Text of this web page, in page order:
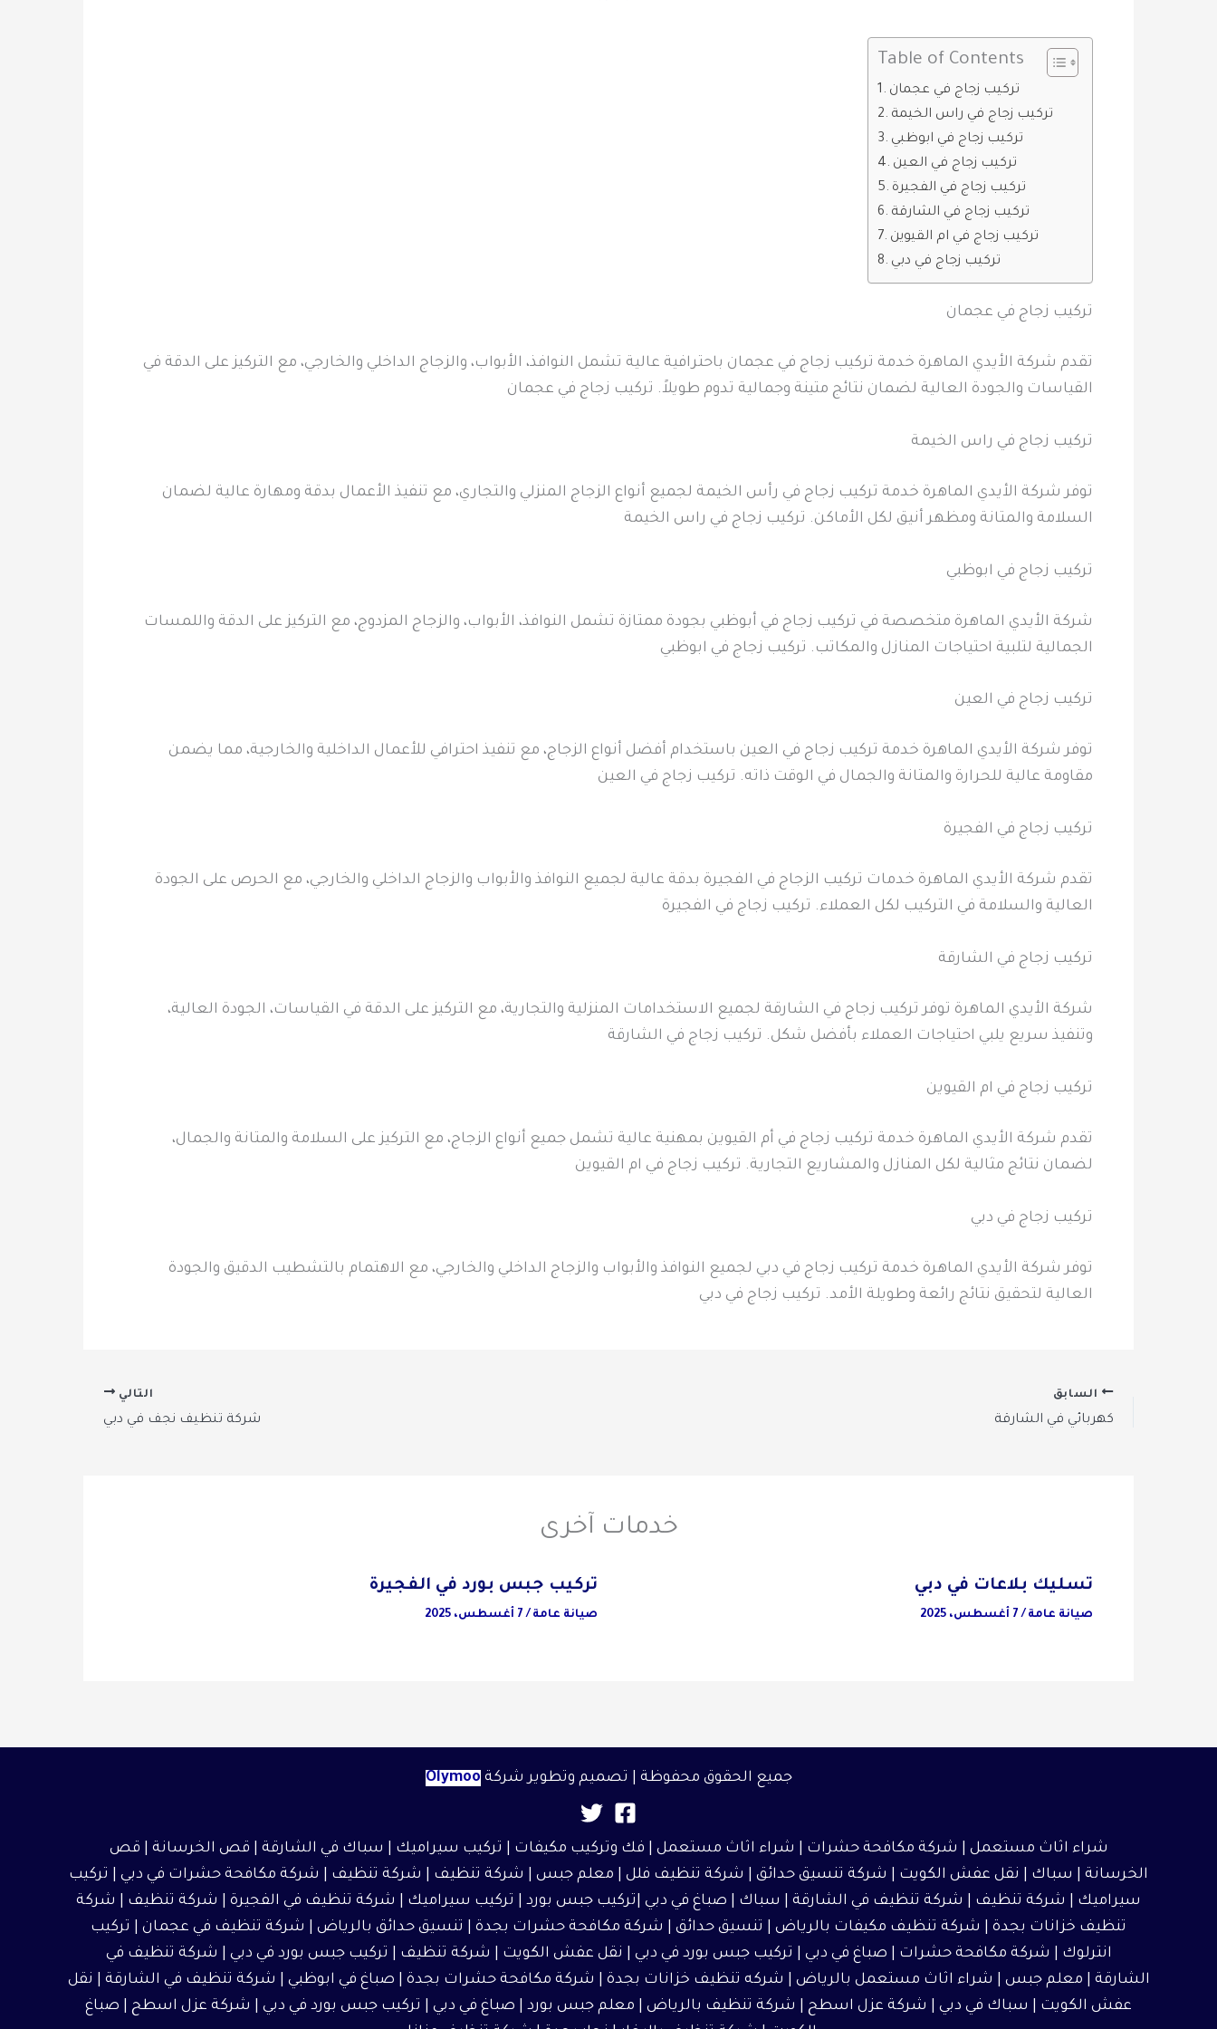
Table of Contents
تركيب زجاج في عجمان
تركيب زجاج في راس الخيمة
تركيب زجاج في ابوظبي
تركيب زجاج في العين
تركيب زجاج في الفجيرة
تركيب زجاج في الشارقة
تركيب زجاج في ام القيوين
تركيب زجاج في دبي
تركيب زجاج في عجمان
تقدم شركة الأيدي الماهرة خدمة تركيب زجاج في عجمان باحترافية عالية تشمل النوافذ، الأبواب، والزجاج الداخلي والخارجي، مع التركيز على الدقة في
القياسات والجودة العالية لضمان نتائج متينة وجمالية تدوم طويلاً. تركيب زجاج في عجمان
تركيب زجاج في راس الخيمة
توفر شركة الأيدي الماهرة خدمة تركيب زجاج في رأس الخيمة لجميع أنواع الزجاج المنزلي والتجاري، مع تنفيذ الأعمال بدقة ومهارة عالية لضمان
السلامة والمتانة ومظهر أنيق لكل الأماكن. تركيب زجاج في راس الخيمة
تركيب زجاج في ابوظبي
شركة الأيدي الماهرة متخصصة في تركيب زجاج في أبوظبي بجودة ممتازة تشمل النوافذ، الأبواب، والزجاج المزدوج، مع التركيز على الدقة واللمسات
الجمالية لتلبية احتياجات المنازل والمكاتب. تركيب زجاج في ابوظبي
تركيب زجاج في العين
توفر شركة الأيدي الماهرة خدمة تركيب زجاج في العين باستخدام أفضل أنواع الزجاج، مع تنفيذ احترافي للأعمال الداخلية والخارجية، مما يضمن
مقاومة عالية للحرارة والمتانة والجمال في الوقت ذاته. تركيب زجاج في العين
تركيب زجاج في الفجيرة
تقدم شركة الأيدي الماهرة خدمات تركيب الزجاج في الفجيرة بدقة عالية لجميع النوافذ والأبواب والزجاج الداخلي والخارجي، مع الحرص على الجودة
العالية والسلامة في التركيب لكل العملاء. تركيب زجاج في الفجيرة
تركيب زجاج في الشارقة
شركة الأيدي الماهرة توفر تركيب زجاج في الشارقة لجميع الاستخدامات المنزلية والتجارية، مع التركيز على الدقة في القياسات، الجودة العالية،
وتنفيذ سريع يلبي احتياجات العملاء بأفضل شكل. تركيب زجاج في الشارقة
تركيب زجاج في ام القيوين
تقدم شركة الأيدي الماهرة خدمة تركيب زجاج في أم القيوين بمهنية عالية تشمل جميع أنواع الزجاج، مع التركيز على السلامة والمتانة والجمال،
لضمان نتائج مثالية لكل المنازل والمشاريع التجارية. تركيب زجاج في ام القيوين
تركيب زجاج في دبي
توفر شركة الأيدي الماهرة خدمة تركيب زجاج في دبي لجميع النوافذ والأبواب والزجاج الداخلي والخارجي، مع الاهتمام بالتشطيب الدقيق والجودة
العالية لتحقيق نتائج رائعة وطويلة الأمد. تركيب زجاج في دبي
السابق
كهربائي في الشارقة
التالي
شركة تنظيف نجف في دبي
خدمات آخرى
تسليك بلاعات في دبي
صيانة عامة / 7 أغسطس، 2025
تركيب جبس بورد في الفجيرة
صيانة عامة / 7 أغسطس، 2025
جميع الحقوق محفوظة | تصميم وتطوير شركة Olymoo
شراء اثاث مستعمل شركة مكافحة حشرات شراء اثاث مستعمل | فك وتركيب مكيفات | تركيب سيراميك | سباك في الشارقة قص الخرسانة | قص
الخرسانة | سباك |
نقل عفش الكويت شركة تنسيق حدائق شركة تنظيف فلل معلم جبس شركة تنظيف شركة تنظيف شركة مكافحة حشرات في دبي
تركيب
سيراميك
شركة تنظيف شركة تنظيف في الشارقة | سباك | صباغ في دبي |تركيب جبس بورد | تركيب سيراميك شركة تنظيف في الفجيرة شركة تنظيف
شركة
تنظيف خزانات بجدة
شركة تنظيف مكيفات بالرياض تنسيق حدائق شركة مكافحة حشرات بجدة تنسيق حدائق بالرياض شركة تنظيف في عجمان | تركيب
انترلوك | شركة مكافحة حشرات صباغ في دبي | تركيب جبس بورد في دبي | نقل عفش الكويت | شركة تنظيف | تركيب جبس بورد في دبي | شركة تنظيف في
الشارقة
معلم جبس شراء اثاث مستعمل بالرياض شركه تنظيف خزانات بجدة شركة مكافحة حشرات بجدة صباغ في ابوظبي شركة تنظيف في الشارقة
نقل
عفش الكويت | سباك في دبي | شركة عزل اسطح شركة تنظيف بالرياض معلم جبس بورد صباغ في دبي | تركيب جبس بورد في دبي | شركة عزل اسطح | صباغ